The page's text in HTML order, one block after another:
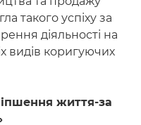
такого успіху за
діяльності на
видів коригуючих
життя-за